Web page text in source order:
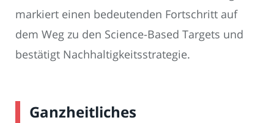
markiert einen bedeutenden Fortschritt auf
dem Weg zu den Science-Based Targets und
bestätigt Nachhaltigkeitsstrategie.
Ganzheitliches